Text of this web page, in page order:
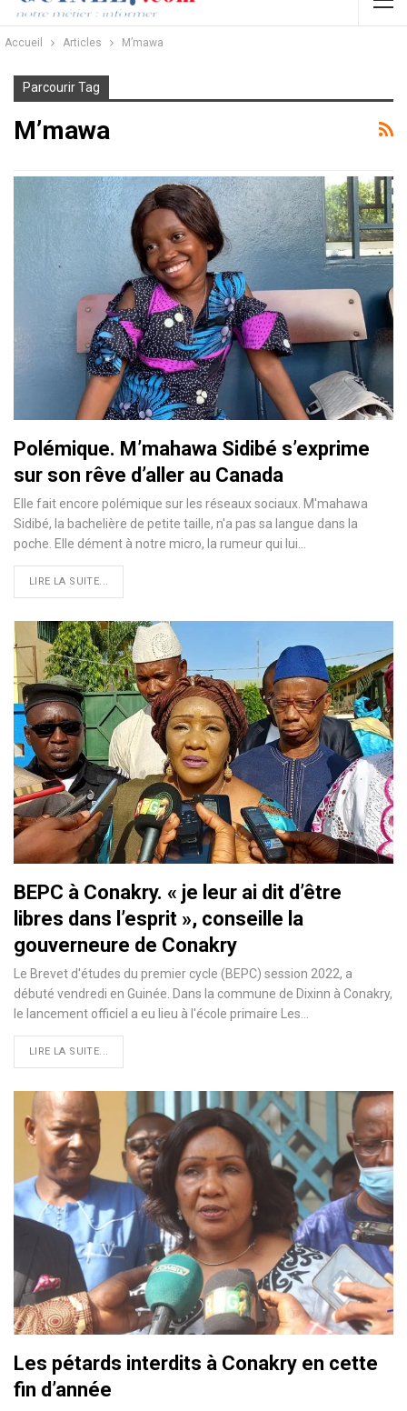
Accueil Articles M’mawa
Parcourir Tag
M’mawa
Polémique. M’mahawa Sidibé s’exprime
sur son rêve d’aller au Canada
Elle fait encore polémique sur les réseaux sociaux. M'mahawa
Sidibé, la bachelière de petite taille, n'a pas sa langue dans la
poche. Elle dément à notre micro, la rumeur qui lui…
LIRE LA SUITE...
BEPC à Conakry. « je leur ai dit d’être
libres dans l’esprit », conseille la
gouverneure de Conakry
Le Brevet d'études du premier cycle (BEPC) session 2022, a
débuté vendredi en Guinée. Dans la commune de Dixinn à Conakry,
le lancement officiel a eu lieu à l'école primaire Les…
LIRE LA SUITE...
Les pétards interdits à Conakry en cette
fin d’année